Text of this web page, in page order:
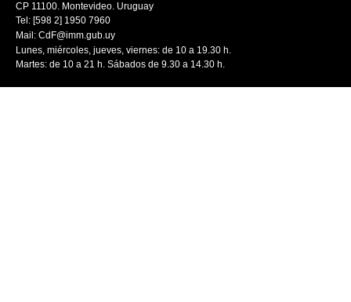
CP 11100. Montevideo. Uruguay
Tel: [598 2] 1950 7960
Mail: CdF@imm.gub.uy
Lunes, miércoles, jueves, viernes: de 10 a 19.30 h.
Martes: de 10 a 21 h. Sábados de 9.30 a 14.30 h.